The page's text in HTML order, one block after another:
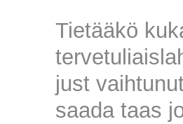
Tietääkö
just
saada taas